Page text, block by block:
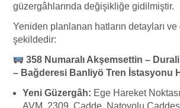
güzergâhlarında değişikliğe gidilmiştir.
Yeniden planlanan hatların detayları ve
şekildedir:
358 Numaralı Akşemsettin –
– Bağderesi Banliyö Tren İstasyonu
Yeni Güzergâh: Ege Hareket
AVM, 2309. Cadde, Natoyolu